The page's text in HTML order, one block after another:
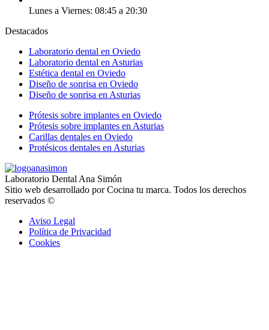
Lunes a Viernes: 08:45 a 20:30
Destacados
Laboratorio dental en Oviedo
Laboratorio dental en Asturias
Estética dental en Oviedo
Diseño de sonrisa en Oviedo
Diseño de sonrisa en Asturias
Prótesis sobre implantes en Oviedo
Prótesis sobre implantes en Asturias
Carillas dentales en Oviedo
Protésicos dentales en Asturias
Laboratorio Dental Ana Simón
Sitio web desarrollado por Cocina tu marca. Todos los derechos
reservados ©
Aviso Legal
Política de Privacidad
Cookies